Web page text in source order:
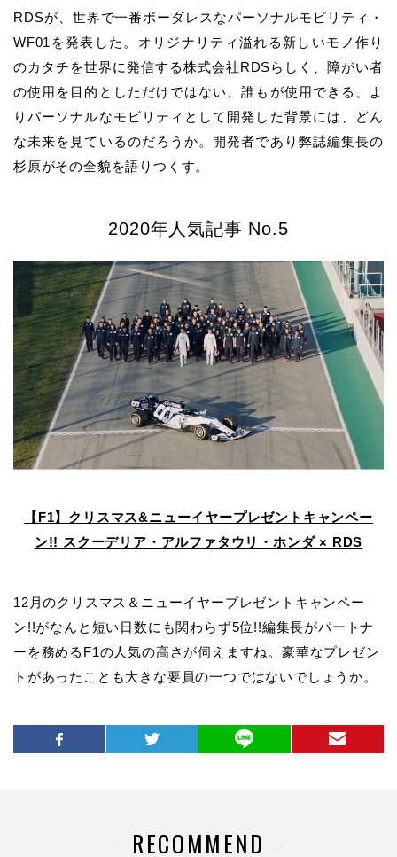
RDSが、世界で一番ボーダレスなパーソナルモビリティ・
WF01を発表した。オリジナリティ溢れる新しいモノ作り
のカタチを世界に発信する株式会社RDSらしく、障がい者
の使用を目的としただけではない、誰もが使用できる、よ
りパーソナルなモビリティとして開発した背景には、どん
な未来を見ているのだろうか。開発者であり弊誌編集長の
杉原がその全貌を語りつくす。
2020年人気記事 No.5
【F1】クリスマス&ニューイヤープレゼントキャンペー
ン!! スクーデリア・アルファタウリ・ホンダ × RDS
12月のクリスマス＆ニューイヤープレゼントキャンペー
ン!!がなんと短い日数にも関わらず5位!!編集長がパートナ
ーを務めるF1の人気の高さが伺えますね。豪華なプレゼン
トがあったことも大きな要員の一つではないでしょうか。
RECOMMEND